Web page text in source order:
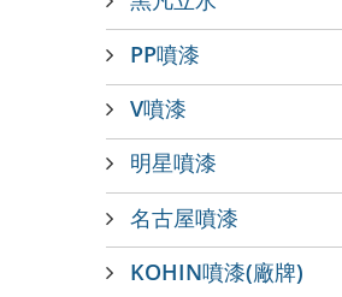
PP噴漆
V噴漆
明星噴漆
名古屋噴漆
KOHIN噴漆(廠牌)